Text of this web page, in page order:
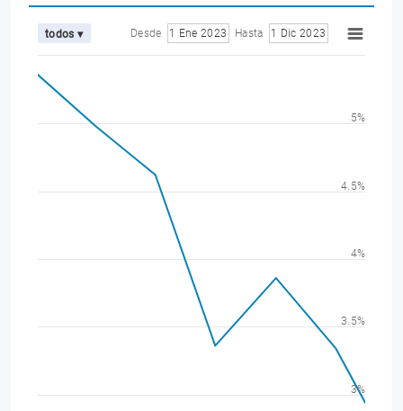
todos ▾ Desde 1 Ene 2023 Hasta 1 Dic 2023
3%
3.5%
4%
4.5%
5%